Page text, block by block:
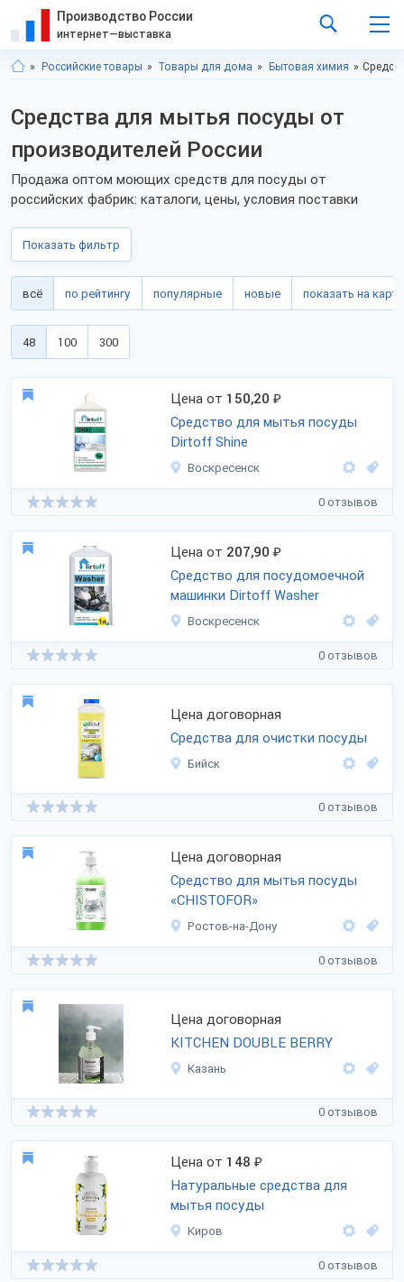
Производство России
интернет—выставка
Российские товары Товары для дома Бытовая химия
Средства для мытья посуды от
производителей России
Продажа оптом моющих средств для посуды от
российских фабрик: каталоги, цены, условия поставки
Показать фильтр
всё по рейтингу популярные новые показать на карте
48 100 300
Цена от 150,20 ₽
Средство для мытья посуды
Dirtoff Shine
Воскресенск
0 отзывов
Цена от 207,90 ₽
Средство для посудомоечной
машинки Dirtoff Washer
Воскресенск
0 отзывов
Цена договорная
Средства для очистки посуды
Бийск
0 отзывов
Цена договорная
Средство для мытья посуды
«CHISTOFOR»
Ростов-на-Дону
0 отзывов
Цена договорная
KITCHEN DOUBLE BERRY
Казань
0 отзывов
Цена от 148 ₽
Натуральные средства для
мытья посуды
Киров
0 отзывов